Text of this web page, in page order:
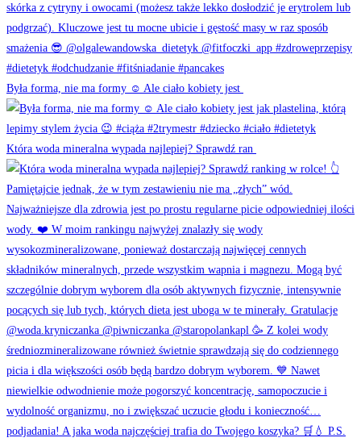
Była forma, nie ma formy ☺️ Ale ciało kobiety jest
Która woda mineralna wypada najlepiej? Sprawdź ran